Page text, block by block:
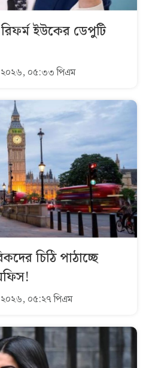
ইউকের ডেপুটি
০৫:৩৩ পিএম
চিঠি পাঠাচ্ছে
০৫:২৭ পিএম